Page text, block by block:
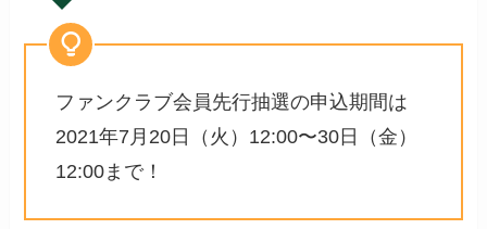
ファンクラブ会員先行抽選の申込期間は
2021年7月20日（火）12:00〜30日（金）
12:00まで！